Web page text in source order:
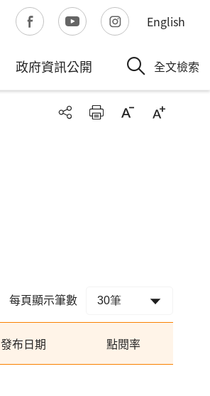
English
政府資訊公開 全文檢索
每頁顯示筆數
發布日期 點閱率